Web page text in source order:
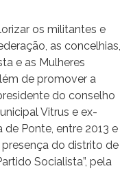
os militantes e
as concelhias,
e as Mulheres
de promover a
do conselho
Vitrus e ex-
de Ponte, entre 2013 e
presença do distrito de
Socialista”, pela